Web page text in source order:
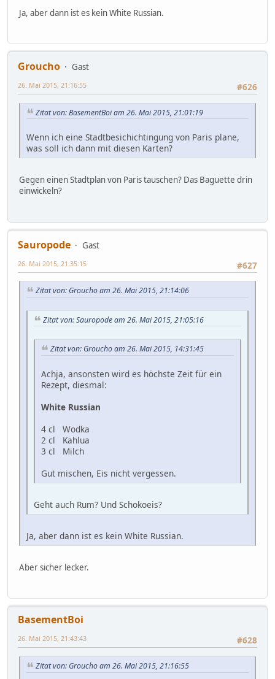
Ja, aber dann ist es kein White Russian.
Groucho
Gast
#626
26. Mai 2015, 21:16:55
Zitat von: BasementBoi am 26. Mai 2015, 21:01:19
Wenn ich eine Stadtbesichichtingung von Paris plane,
was soll ich dann mit diesen Karten?
Gegen einen Stadtplan von Paris tauschen? Das Baguette drin
einwickeln?
Sauropode
Gast
#627
26. Mai 2015, 21:35:15
Zitat von: Groucho am 26. Mai 2015, 21:14:06
Zitat von: Sauropode am 26. Mai 2015, 21:05:16
Zitat von: Groucho am 26. Mai 2015, 14:31:45
Achja, ansonsten wird es höchste Zeit für ein
Rezept, diesmal:
White Russian
4 cl Wodka
2 cl Kahlua
3 cl Milch
Gut mischen, Eis nicht vergessen.
Geht auch Rum? Und Schokoeis?
Ja, aber dann ist es kein White Russian.
Aber sicher lecker.
BasementBoi
#628
26. Mai 2015, 21:43:43
Zitat von: Groucho am 26. Mai 2015, 21:16:55